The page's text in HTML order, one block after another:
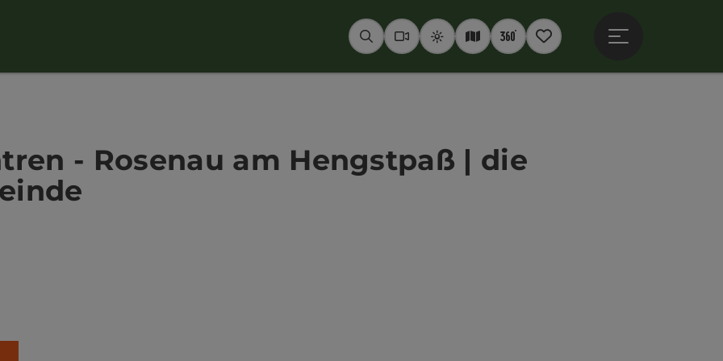
SuchenWebcams
WetterInteraktive Karte
360° Panoramen
Merkzettel
- Rosenau am Hengstpaß | die